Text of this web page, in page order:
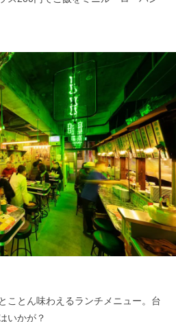
ことん味わえるランチメニュー。台
いかが？